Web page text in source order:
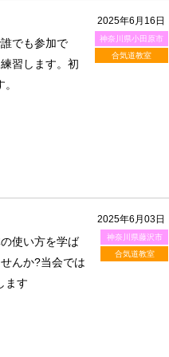
2025年6月16日
神奈川県小田原市
合気道教室
でも参加で
習します。初
2025年6月03日
神奈川県藤沢市
合気道教室
使い方を学ば
んか?当会では
ます